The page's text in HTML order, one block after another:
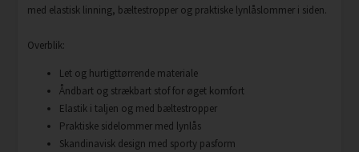
med elastisk linning, bæltestropper og praktiske lynlåslommer i siden.
Overblik:
Let og hurtigttørrende materiale
Åndbart og strækbart stof for øget komfort
Elastik i taljen og med bæltestropper
Praktiske sidelommer med lynlås
Skandinavisk design med sporty pasform